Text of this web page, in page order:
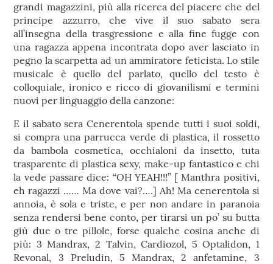
grandi magazzini, più alla ricerca del piacere che del
principe azzurro, che vive il suo sabato sera
all’insegna della trasgressione e alla fine fugge con
una ragazza appena incontrata dopo aver lasciato in
pegno la scarpetta ad un ammiratore feticista. Lo stile
musicale è quello del parlato, quello del testo è
colloquiale, ironico e ricco di giovanilismi e termini
nuovi per linguaggio della canzone:
E il sabato sera Cenerentola spende tutti i suoi soldi,
si compra una parrucca verde di plastica, il rossetto
da bambola cosmetica, occhialoni da insetto, tuta
trasparente di plastica sexy, make-up fantastico e chi
la vede passare dice: “OH YEAH!!!” [ Manthra positivi,
eh ragazzi …… Ma dove vai?….] Ah! Ma cenerentola si
annoia, è sola e triste, e per non andare in paranoia
senza rendersi bene conto, per tirarsi un po’ su butta
giù due o tre pillole, forse qualche cosina anche di
più: 3 Mandrax, 2 Talvin, Cardiozol, 5 Optalidon, 1
Revonal, 3 Preludin, 5 Mandrax, 2 anfetamine, 3